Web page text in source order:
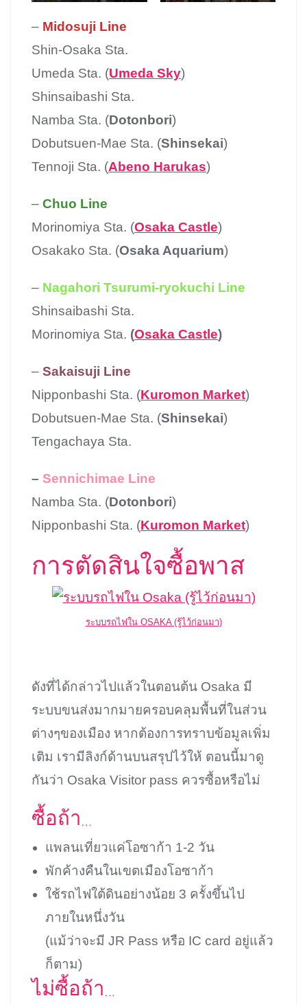
– Midosuji Line
Shin-Osaka Sta.
Umeda Sta. (Umeda Sky)
Shinsaibashi Sta.
Namba Sta. (Dotonbori)
Dobutsuen-Mae Sta. (Shinsekai)
Tennoji Sta. (Abeno Harukas)
– Chuo Line
Morinomiya Sta. (Osaka Castle)
Osakako Sta. (Osaka Aquarium)
– Nagahori Tsurumi-ryokuchi Line
Shinsaibashi Sta.
Morinomiya Sta. (Osaka Castle)
– Sakaisuji Line
Nipponbashi Sta. (Kuromon Market)
Dobutsuen-Mae Sta. (Shinsekai)
Tengachaya Sta.
– Sennichimae Line
Namba Sta. (Dotonbori)
Nipponbashi Sta. (Kuromon Market)
การตัดสินใจซื้อพาส
ระบบรถไฟใน OSAKA (รู้ไว้ก่อนมา)
ดังที่ได้กล่าวไปแล้วในตอนต้น Osaka มี
ระบบขนส่งมากมายครอบคลุมพื้นที่ในส่วน
ต่างๆของเมือง หากต้องการทราบข้อมูลเพิ่ม
เติม เรามีลิงก์ด้านบนสรุปไว้ให้ ตอนนี้มาดู
กันว่า Osaka Visitor pass ควรซื้อหรือไม่
ซื้อถ้า…
แพลนเที่ยวแค่โอซาก้า 1-2 วัน
พักค้างคืนในเขตเมืองโอซาก้า
ใช้รถไฟใต้ดินอย่างน้อย 3 ครั้งขึ้นไป
ภายในหนึ่งวัน
(แม้ว่าจะมี JR Pass หรือ IC card อยู่แล้ว
ก็ตาม)
ไม่ซื้อถ้า…